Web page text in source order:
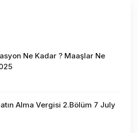
Ne Kadar ? Maaşlar Ne
Alma Vergisi 2.Bölüm 7 July